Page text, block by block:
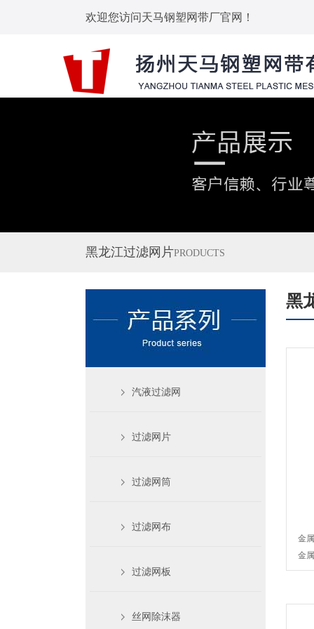
欢迎您访问天马钢塑网带厂官网！
黑龙江过滤网片PRODUCTS
汽液过滤网
过滤网片
过滤网筒
过滤网布
过滤网板
丝网除沫器
黑
金
金